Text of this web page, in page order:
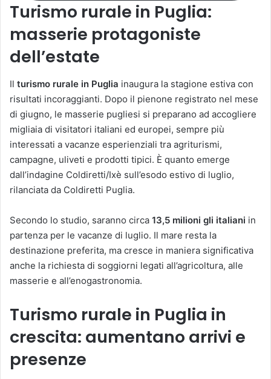
Turismo rurale in Puglia:
masserie protagoniste
dell’estate
Il turismo rurale in Puglia inaugura la stagione estiva con
risultati incoraggianti. Dopo il pienone registrato nel mese
di giugno, le masserie pugliesi si preparano ad accogliere
migliaia di visitatori italiani ed europei, sempre più
interessati a vacanze esperienziali tra agriturismi,
campagne, uliveti e prodotti tipici. È quanto emerge
dall’indagine Coldiretti/Ixè sull’esodo estivo di luglio,
rilanciata da Coldiretti Puglia.
Secondo lo studio, saranno circa 13,5 milioni gli italiani in
partenza per le vacanze di luglio. Il mare resta la
destinazione preferita, ma cresce in maniera significativa
anche la richiesta di soggiorni legati all’agricoltura, alle
masserie e all’enogastronomia.
Turismo rurale in Puglia in
crescita: aumentano arrivi e
presenze